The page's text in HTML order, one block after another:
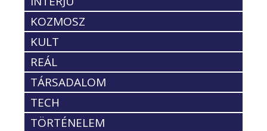
KOZMOSZ
KULT
REÁL
TÁRSADALOM
TECH
TÖRTÉNELEM